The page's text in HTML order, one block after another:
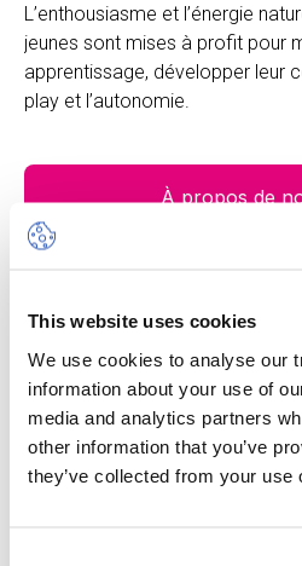
This website uses cookies
We use cookies to analyse our
information about your use of
media and analytics partners
other information that you’ve
they’ve collected from your use
L’enthousiasme et l’énergie
jeunes sont mises à profit pour
apprentissage, développer leur
play et l’autonomie.
À propos de
Notre valeur